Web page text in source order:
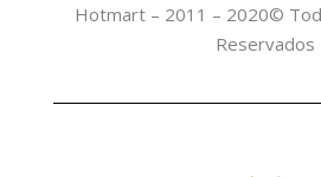
Hotmart – 2011 – 2020©
Reservados